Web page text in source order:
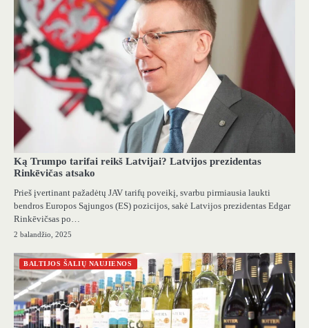
Ką Trumpo tarifai reikš Latvijai? Latvijos prezidentas
Rinkēvičas atsako
Prieš įvertinant pažadėtų JAV tarifų poveikį, svarbu pirmiausia laukti
bendros Europos Sąjungos (ES) pozicijos, sakė Latvijos prezidentas Edgar
Rinkēvičsas po…
2 balandžio, 2025
BALTIJOS ŠALIŲ NAUJIENOS